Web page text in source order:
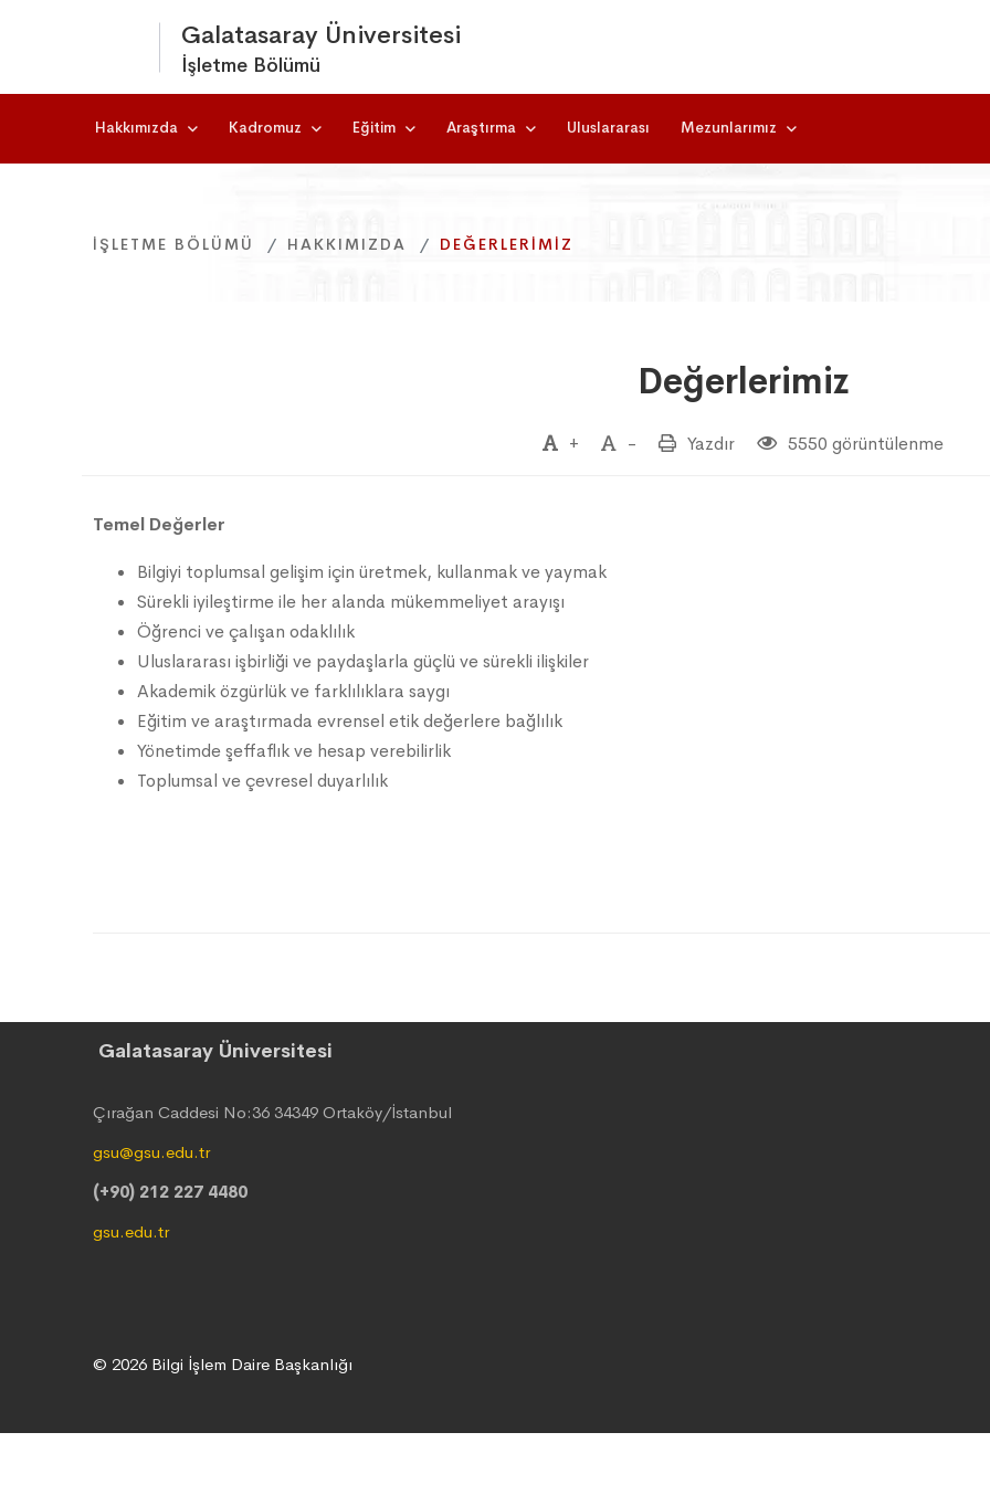
Galatasaray Üniversitesi
İşletme Bölümü
Hakkımızda Kadromuz Eğitim Araştırma Uluslararası Mezunlarımız
İŞLETME BÖLÜMÜ HAKKIMIZDA DEĞERLERIMIZ
İŞLETME BÖLÜMÜ HAKKIMIZDA DEĞERLERIMIZ
İŞLETME BÖLÜMÜ HAKKIMIZDA DEĞERLERIMIZ
Değerlerimiz
+ - Yazdır 5550 görüntülenme
Temel Değerler
Bilgiyi toplumsal gelişim için üretmek, kullanmak ve yaymak
Sürekli iyileştirme ile her alanda mükemmeliyet arayışı
Öğrenci ve çalışan odaklılık
Uluslararası işbirliği ve paydaşlarla güçlü ve sürekli ilişkiler
Akademik özgürlük ve farklılıklara saygı
Eğitim ve araştırmada evrensel etik değerlere bağlılık
Yönetimde şeffaflık ve hesap verebilirlik
Toplumsal ve çevresel duyarlılık
Galatasaray Üniversitesi
Çırağan Caddesi No:36 34349 Ortaköy/İstanbul
gsu@gsu.edu.tr
(+90) 212 227 4480
gsu.edu.tr
© 2026 Bilgi İşlem Daire Başkanlığı